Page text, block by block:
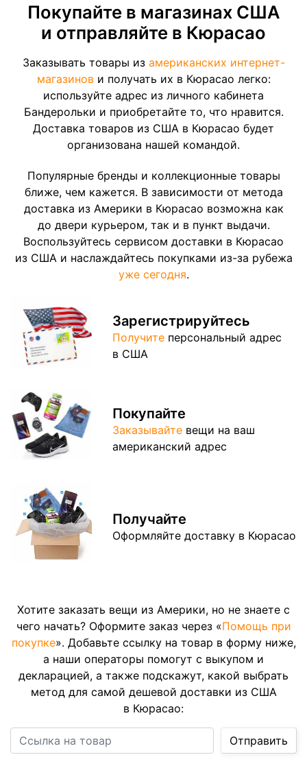
Покупайте в магазинах США
и отправляйте в Кюрасао
Заказывать товары из американских интернет-
магазинови получать их в Кюрасао легко:
используйте адрес из личного кабинета
Бандерольки и приобретайте то, что нравится.
Доставка товаров из США в Кюрасао будет
организована нашей командой.
Популярные бренды и коллекционные товары
ближе, чем кажется. В зависимости от метода
доставка из Америки в Кюрасао возможна как
до двери курьером, так и в пункт выдачи.
Воспользуйтесь сервисом доставки в Кюрасао
из США и наслаждайтесь покупками из-за рубежа
уже сегодня.
Зарегистрируйтесь
Получите персональный адрес
в США
Покупайте
Заказывайте вещи на ваш
американский адрес
Получайте
Оформляйте доставку в Кюрасао
Хотите заказать вещи из Америки, но не знаете с
чего начать? Оформите заказ через «Помощь при
покупке». Добавьте ссылку на товар в форму ниже,
а наши операторы помогут с выкупом и
декларацией, а также подскажут, какой выбрать
метод для самой дешевой доставки из США
в Кюрасао:
Отправить